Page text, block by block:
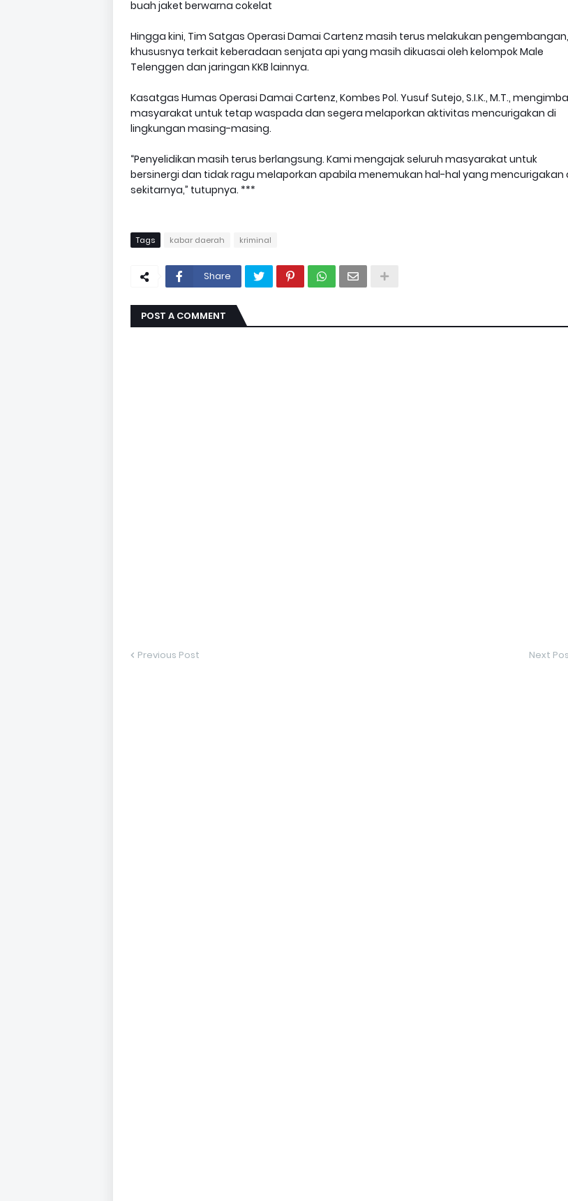
buah jaket berwarna cokelat
Hingga kini, Tim Satgas Operasi Damai Cartenz masih terus melakukan pengembangan,
khususnya terkait keberadaan senjata api yang masih dikuasai oleh kelompok Male
Telenggen dan jaringan KKB lainnya.
Kasatgas Humas Operasi Damai Cartenz, Kombes Pol. Yusuf Sutejo, S.I.K., M.T.,
masyarakat untuk tetap waspada dan segera melaporkan aktivitas mencurigakan di
lingkungan masing-masing.
“Penyelidikan masih terus berlangsung. Kami mengajak seluruh masyarakat untuk
bersinergi dan tidak ragu melaporkan apabila menemukan hal-hal yang mencurigakan
sekitarnya,” tutupnya. ***
Tags kabar daerah kriminal
Share
POST A COMMENT
Previous Post Next